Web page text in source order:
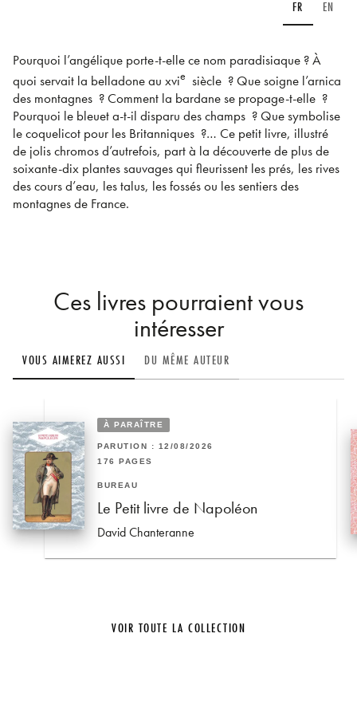
FR EN
Pourquoi l’angélique porte-t-elle ce nom paradisiaque ? À
quoi servait la belladone au xvie siècle ? Que soigne l’arnica
des montagnes ? Comment la bardane se propage-t-elle ?
Pourquoi le bleuet a-t-il disparu des champs ? Que symbolise
le coquelicot pour les Britanniques ?… Ce petit livre, illustré
de jolis chromos d’autrefois, part à la découverte de plus de
soixante-dix plantes sauvages qui fleurissent les prés, les rives
des cours d’eau, les talus, les fossés ou les sentiers des
montagnes de France.
Ces livres pourraient vous
intéresser
VOUS AIMEREZ AUSSI DU MÊME AUTEUR
À PARAÎTRE
PARUTION : 12/08/2026
176 PAGES
BUREAU
Le Petit livre de Napoléon
David Chanteranne
VOIR TOUTE LA COLLECTION